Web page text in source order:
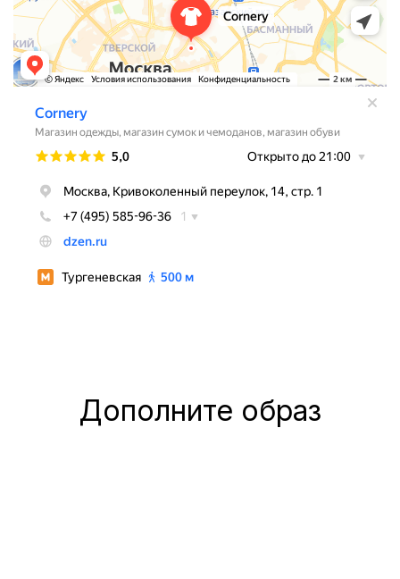
Дополните образ